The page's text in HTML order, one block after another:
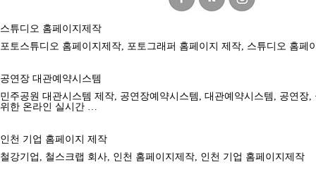
스튜디오 홈페이지제작
포토스튜디오 홈페이지제작, 포토그래퍼 홈페이지 제작, 스튜디오 홈페
공연장 대관예약시스템
민주공원 대관시스템 제작, 공연장예약시스템, 대관예약시스템, 공연장
위한 온라인 실시간 …
인천 기업 홈페이지 제작
철강기업, 철스크랩 회사, 인천 홈페이지제작, 인천 기업 홈페이지제작